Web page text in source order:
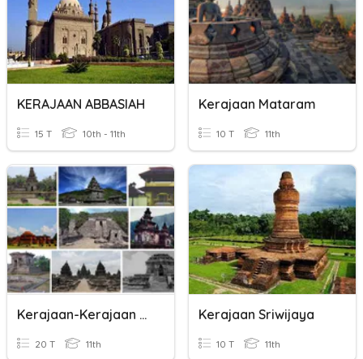
KERAJAAN ABBASIAH
15 T 10th - 11th
Kerajaan Mataram
10 T 11th
Kerajaan-Kerajaan Hindu-Budha Di Indonesia
20 T 11th
Kerajaan Sriwijaya
10 T 11th